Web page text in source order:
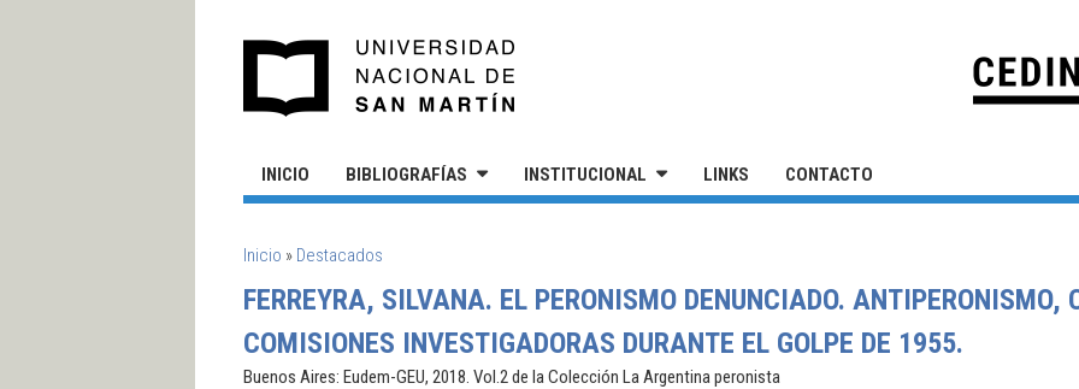
INICIO BIBLIOGRAFÍAS INSTITUCIONAL LINKS CONTACTO
SE ENCUENTRA USTED AQUÍ
Inicio » Destacados
FERREYRA, SILVANA. EL PERONISMO DENUNCIADO. ANTIPERONISMO,
COMISIONES INVESTIGADORAS DURANTE EL GOLPE DE 1955.
Buenos Aires: Eudem-GEU, 2018. Vol.2 de la Colección La Argentina peronista